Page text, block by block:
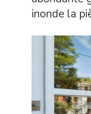
inonde la